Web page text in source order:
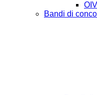
Bandi di